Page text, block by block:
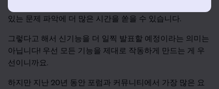
기능을 다듬고, 확인된 문제를 해결하고, 새롭게 발생할 수
있는 문제 파악에 더 많은 시간을 쏟을 수 있습니다.
그렇다고 해서 신기능을 더 일찍 발표할 예정이라는 의미는
아닙니다! 우선 모든 기능을 제대로 작동하게 만드는 게 우
선이니까요.
하지만 지난 20년 동안 포럼과 커뮤니티에서 가장 많은 요